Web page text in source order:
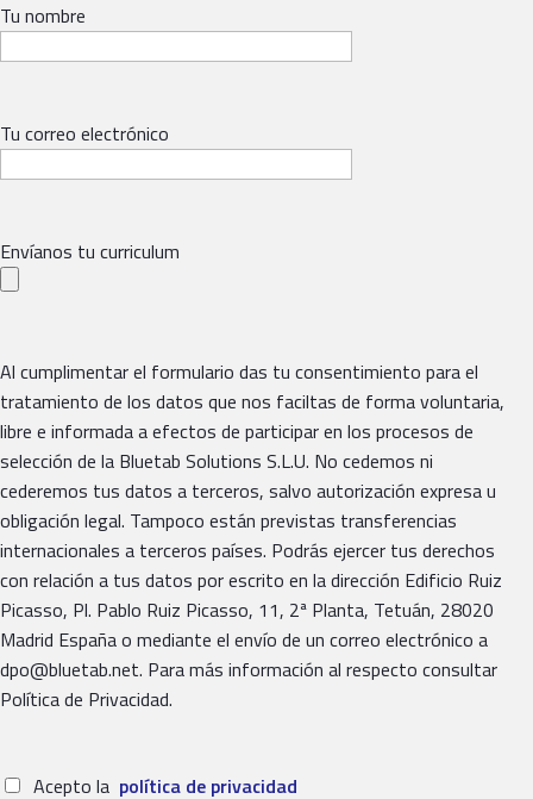
Tu nombre
Tu correo electrónico
Envíanos tu curriculum
Al cumplimentar el formulario das tu consentimiento para el
tratamiento de los datos que nos faciltas de forma voluntaria,
libre e informada a efectos de participar en los procesos de
selección de la Bluetab Solutions S.L.U. No cedemos ni
cederemos tus datos a terceros, salvo autorización expresa u
obligación legal. Tampoco están previstas transferencias
internacionales a terceros países. Podrás ejercer tus derechos
con relación a tus datos por escrito en la dirección Edificio Ruiz
Picasso, Pl. Pablo Ruiz Picasso, 11, 2ª Planta, Tetuán, 28020
Madrid España o mediante el envío de un correo electrónico a
dpo@bluetab.net. Para más información al respecto consultar
Política de Privacidad.
Acepto la política de privacidad